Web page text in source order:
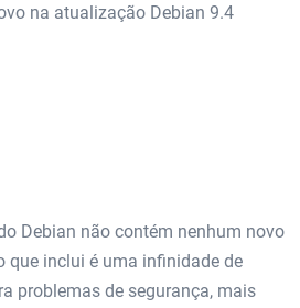
na atualização Debian 9.4
Debian não contém nenhum novo
que inclui é uma infinidade de
problemas de segurança, mais